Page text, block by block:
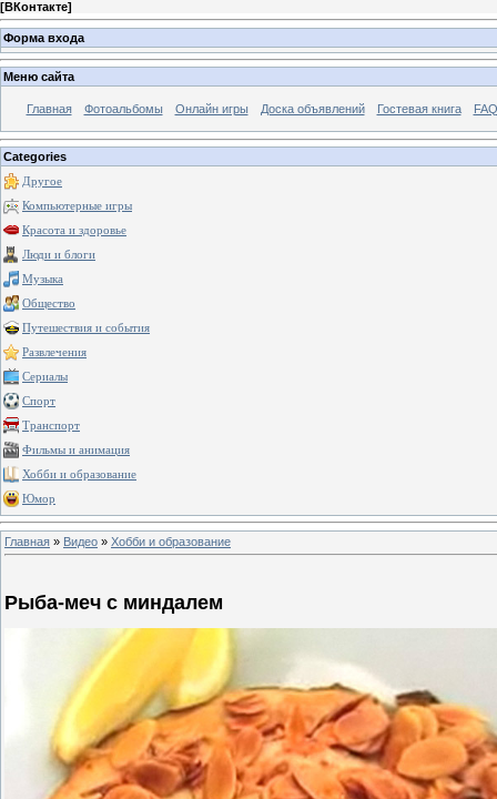
[ВКонтакте]
Форма входа
Меню сайта
Главная Фотоальбомы Онлайн игры Доска объявлений Гостевая книга
Categories
Другое
Компьютерные игры
Красота и здоровье
Люди и блоги
Музыка
Общество
Путешествия и события
Развлечения
Сериалы
Спорт
Транспорт
Фильмы и анимация
Хобби и образование
Юмор
Главная » Видео » Хобби и образование
Рыба-меч с миндалем